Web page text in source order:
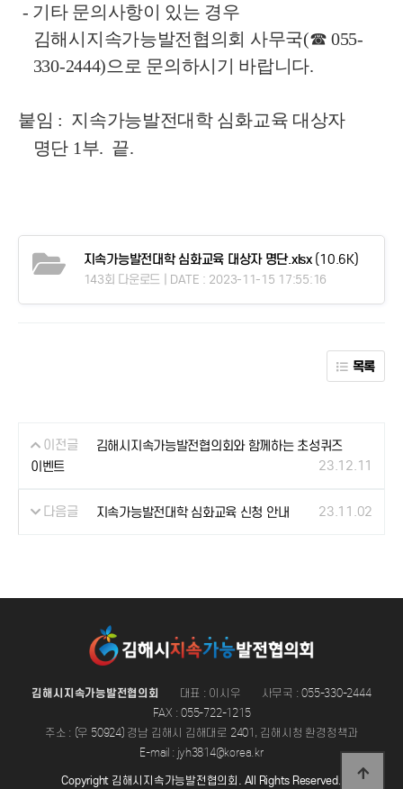
- 기타 문의사항이 있는 경우
김해시지속가능발전협의회 사무국(☎ 055-
330-2444)으로 문의하시기 바랍니다.
붙임 : 지속가능발전대학 심화교육 대상자
명단 1부. 끝.
지속가능발전대학 심화교육 대상자 명단.xlsx(10.6K)
143회 다운로드 | DATE : 2023-11-15 17:55:16
목록
이전글
김해시지속가능발전협의회와 함께하는 초성퀴즈
이벤트
23.12.11
다음글 지속가능발전대학 심화교육 신청 안내 23.11.02
김해시지속가능발전협의회 대표 : 이시우
사무국 : 055-330-2444
FAX : 055-722-1215
주소 : (우 50924) 경남 김해시 김해대로 2401, 김해시청 환경정책과
E-mail : jyh3814@korea.kr
Copyright 김해시지속가능발전협의회. All Rights Reserved.